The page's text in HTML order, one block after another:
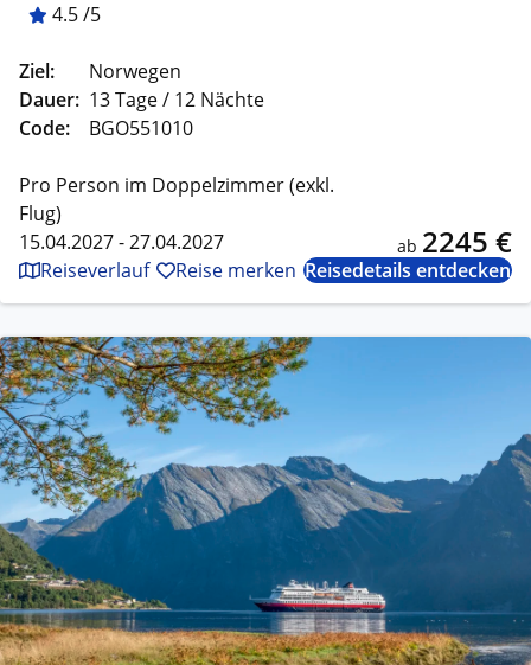
4.5 /5
Ziel:
Norwegen
Dauer: 13 Tage / 12 Nächte
Code:
BGO551010
Pro Person im Doppelzimmer (exkl.
Flug)
15.04.2027 - 27.04.2027
ab 2245 €
Reiseverlauf Reise merken Reisedetails entdecken